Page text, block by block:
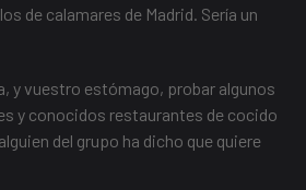
de calamares de Madrid. Sería un
y vuestro estómago, probar algunos
y conocidos restaurantes de cocido
del grupo ha dicho que quiere